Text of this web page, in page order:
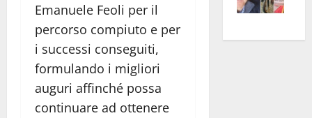
Emanuele Feoli per il
percorso compiuto e per
i successi conseguiti,
formulando i migliori
auguri affinché possa
continuare ad ottenere
euro